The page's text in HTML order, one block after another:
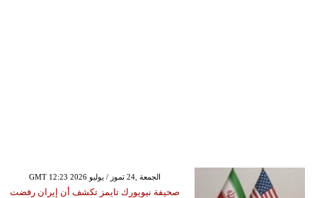
GMT 12:23 2026 الجمعة ,24 تموز / يوليو
صحيفة نيويورك تايمز تكشف أن إيران رفضت